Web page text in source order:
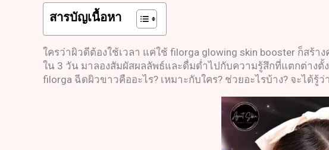
สารบัญเนื้อหา
ใครว่าผิวดีต้องใช้เวลา แค่ใช้ filorga glowing skin booster ก็ส
ใน 3 วัน มาลองสัมผัสผลลัพธ์และดื่มด่ำไปกับความรู้สึกที่แตกต่าง
filorga ฉีดผิวขาวคืออะไร? เหมาะกับใคร? ช่วยอะไรบ้าง? จะได้